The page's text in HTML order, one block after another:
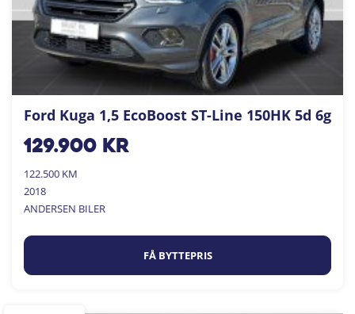
Ford Kuga 1,5 EcoBoost ST-Line 150HK 5d 6g
129.900kr
122.500 KM
2018
ANDERSEN BILER
FÅ BYTTEPRIS